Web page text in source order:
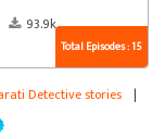
93.9k
Total Episodes : 15
Detective stories |